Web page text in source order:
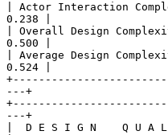
| Actor Interaction
0.238 |
| Overall Design
0.500 |
| Average Design
0.524 |
---+
---+
|  D E S I G N    Q U A